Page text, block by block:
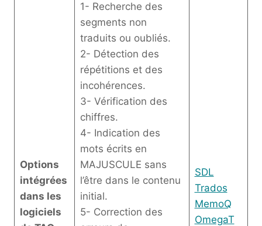
Options
intégrées
dans les
logiciels
1- Recherche des
segments non
traduits ou oubliés.
2- Détection des
répétitions et des
incohérences.
3- Vérification des
chiffres.
4- Indication des
mots écrits en
MAJUSCULE sans
l’être dans le contenu
initial.
5- Correction des
SDL
Trados
MemoQ
OmegaT